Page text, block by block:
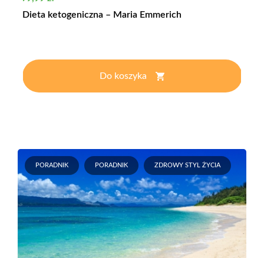
Dieta ketogeniczna – Maria Emmerich
Do koszyka
PORADNIK PORADNIK ZDROWY STYL ŻYCIA